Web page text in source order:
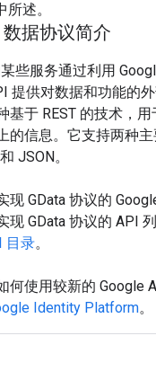
所述。
据协议简介
些服务通过利用
提供对数据和功能的
基于 REST 的技术，
的信息。它支持两种主
JSON。
现 GData 协议的
现 GData 协议的 API
目录。
何使用较新的 Google
Identity Platform。